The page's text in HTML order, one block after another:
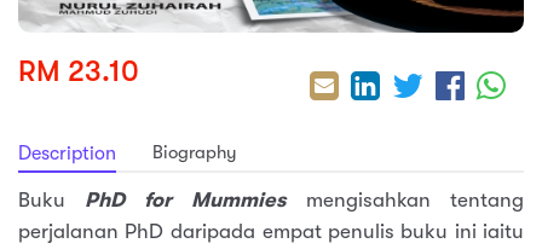
RM 23.10
Description Biography
Buku PhD for Mummiesmengisahkan tentang
perjalanan PhD daripada empat penulis buku ini iaitu